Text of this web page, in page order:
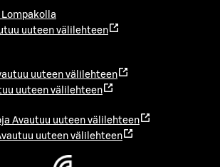
Lompakolla
uuteen välilehteen
uuteen välilehteen
uuteen välilehteen
Avautuu uuteen välilehteen
uuteen välilehteen